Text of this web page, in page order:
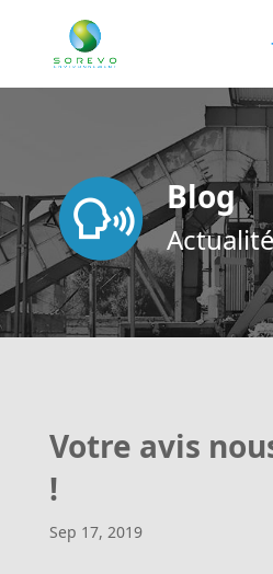
Blog
Votre avis
!
Sep 17, 2019